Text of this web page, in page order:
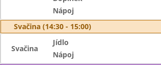
Nápoj
Svačina (14:30 - 15:00)
Svačina
Jídlo
Nápoj